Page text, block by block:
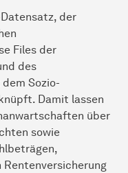
der
Files der
des
Sozio-
Damit lassen
über
sowie